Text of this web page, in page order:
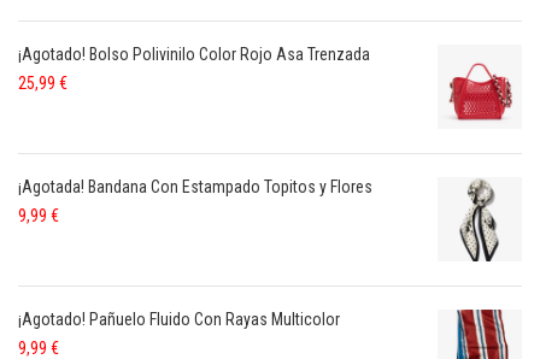
¡Agotado! Bolso Polivinilo Color Rojo Asa Trenzada
25,99 €
¡Agotada! Bandana Con Estampado Topitos y Flores
9,99 €
¡Agotado! Pañuelo Fluido Con Rayas Multicolor
9,99 €